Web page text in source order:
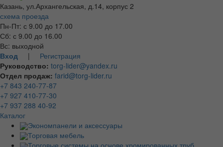
Казань, ул.Архангельская, д.14, корпус 2
схема проезда
Пн-Пт: с 9.00 до 17.00
Сб: с 9.00 до 16.00
Вс: выходной
Вход | Регистрация
Руководство: torg-lider@yandex.ru
Отдел продаж: farid@torg-lider.ru
+7 843 240-77-87
+7 927 410-77-30
+7 937 288 40-92
Каталог
Экономпанели и аксессуары
Торговая мебель